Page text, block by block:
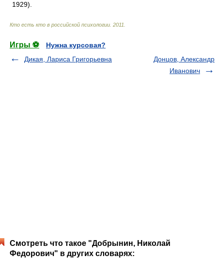
1929).
Кто есть кто в российской психологии 2011
Игры ⚽
Нужна курсовая?
Дикая, Лариса Григорьевна
Донцов, Александр
Иванович
Смотреть что такое "Добрынин, Николай
Федорович" в других словарях: